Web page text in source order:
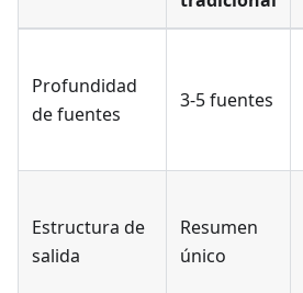
Profundidad
de fuentes
3-5 fuentes
Estructura de
salida
Resumen
único